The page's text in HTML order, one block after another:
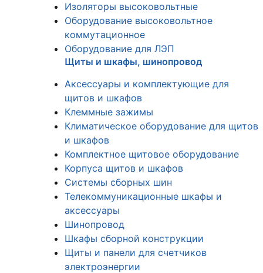
Изоляторы высоковольтные
Оборудование высоковольтное
коммутационное
Оборудование для ЛЭП
Щиты и шкафы, шинопровод
Аксессуары и комплектующие для
щитов и шкафов
Клеммные зажимы
Климатическое оборудование для щитов
и шкафов
Комплектное щитовое оборудование
Корпуса щитов и шкафов
Системы сборных шин
Телекоммуникационные шкафы и
аксессуары
Шинопровод
Шкафы сборной конструкции
Щиты и панели для счетчиков
электроэнергии